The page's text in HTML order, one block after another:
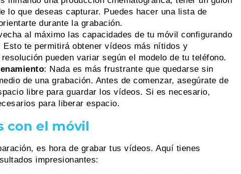
lo que deseas capturar. Puedes hacer una lista de
durante la grabación.
al máximo las capacidades de tu móvil configurando
te permitirá obtener vídeos más nítidos y
pueden variar según el modelo de tu teléfono.
: Nada es más frustrante que quedarse sin
de una grabación. Antes de comenzar, asegúrate de
libre para guardar los vídeos. Si es necesario,
para liberar espacio.
con el móvil
es hora de grabar tus vídeos. Aquí tienes
impresionantes: